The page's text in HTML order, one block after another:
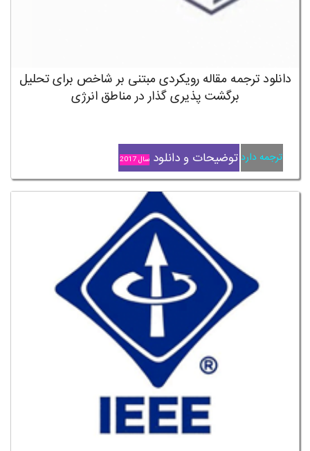
دانلود ترجمه مقاله رویکردی مبتنی بر شاخص برای تحلیل
برگشت پذیری گذار در مناطق انرژی
ترجمه دارد توضیحات و دانلود سال 2017